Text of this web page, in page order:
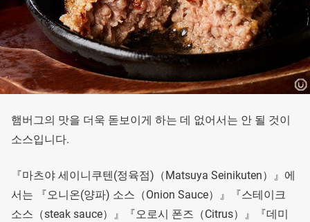
햄버그의 맛을 더욱 돋보이게 하는 데 없어서는 안 될 것이
소스입니다.
『마츠야 세이니쿠텐(정육점)（Matsuya Seinikuten）』에
서는 『오니온(양파) 소스（Onion Sauce）』『스테이크
소스（steak sauce）』『오로시 폰즈（Citrus）』『데미